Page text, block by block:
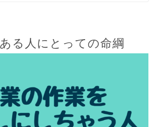
る人にとっての命綱